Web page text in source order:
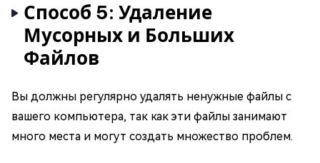
Способ 5: Удаление
Мусорных и Больших
Файлов
Вы должны регулярно удалять ненужные файлы с
вашего компьютера, так как эти файлы занимают
много места и могут создать множество проблем.